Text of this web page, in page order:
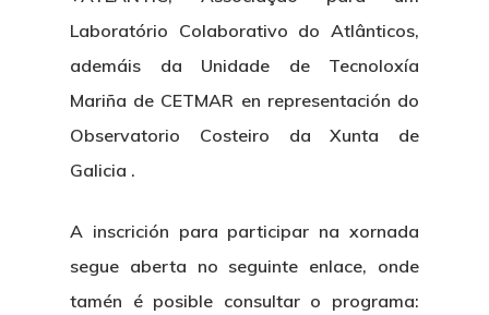
Laboratório Colaborativo do Atlânticos,
ademáis da Unidade de Tecnoloxía
Mariña de CETMAR en representación do
Observatorio Costeiro da Xunta de
Galicia .
A inscrición para participar na xornada
segue aberta no seguinte enlace, onde
tamén é posible consultar o programa: